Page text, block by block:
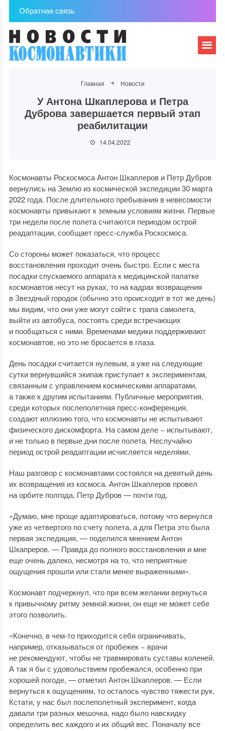
Обратная связь
Главная Новости
У Антона Шкаплерова и Петра
Дуброва завершается первый этап
реабилитации
14.04.2022
Космонавты Роскосмоса Антон Шкаплеров и Петр Дубров
вернулись на Землю из космической экспедиции 30 марта
2022 года. После длительного пребывания в невесомости
космонавты привыкают к земным условиям жизни. Первые
три недели после полета считаются периодом острой
реадаптации, сообщает пресс-служба Роскосмоса.
Со стороны может показаться, что процесс
восстановления проходит очень быстро. Если с места
посадки спускаемого аппарата к медицинской палатке
космонавтов несут на руках, то на кадрах возвращения
в Звездный городок (обычно это происходит в тот же день)
мы видим, что они уже могут сойти с трапа самолета,
выйти из автобуса, постоять среди встречающих
и пообщаться с ними. Временами медики поддерживают
космонавтов, но это не бросается в глаза.
День посадки считается нулевым, а уже на следующие
сутки вернувшийся экипаж приступает к экспериментам,
связанным с управлением космическими аппаратами,
а также к другим испытаниям. Публичные мероприятия,
среди которых послеполетная пресс-конференция,
создают иллюзию того, что космонавты не испытывают
физического дискомфорта. На самом деле − испытывают,
и не только в первые дни после полета. Неслучайно
период острой реадаптации исчисляется неделями.
Наш разговор с космонавтами состоялся на девятый день
их возвращения из космоса. Антон Шкаплеров провел
на орбите полгода, Петр Дубров — почти год.
«Думаю, мне проще адаптироваться, потому что вернулся
уже из четвертого по счету полета, а для Петра это была
первая экспедиция, — поделился мнением Антон
Шкапреров. — Правда до полного восстановления и мне
еще очень далеко, несмотря на то, что неприятные
ощущения прошли или стали менее выраженными».
Космонавт подчеркнул, что при всем желании вернуться
к привычному ритму земной жизни, он еще не может себе
этого позволить.
«Конечно, в чем-то приходится себя ограничивать,
например, отказываться от пробежек − врачи
не рекомендуют, чтобы не травмировать суставы коленей.
А так я бы с удовольствием пробежался, особенно при
хорошей погоде, — отметил Антон Шкаплеров. — Если
вернуться к ощущениям, то осталось чувство тяжести рук.
Кстати, у нас был послеполетный эксперимент, когда
давали три разных мешочка, надо было навскидку
определить вес каждого и их общий вес. Поначалу все